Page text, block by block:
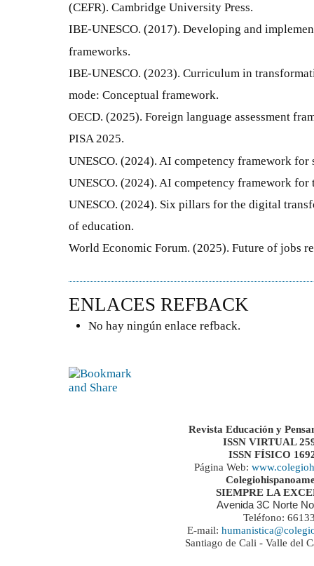
(CEFR). Cambridge University Press.
IBE-UNESCO. (2017). Developing and
frameworks.
IBE-UNESCO. (2023). Curriculum in
mode: Conceptual framework.
OECD. (2025). Foreign language assessment
PISA 2025.
UNESCO. (2024). AI competency framework for
UNESCO. (2024). AI competency framework for
UNESCO. (2024). Six pillars for the digital
of education.
World Economic Forum. (2025). Future of jobs
ENLACES REFBACK
No hay ningún enlace refback.
Revista Educación y
ISSN VIRTUAL
ISSN FÍSICO
Página Web:
SIEMPRE LA
Avenida 3C Norte
Teléfono:
E-mail:
Santiago de Cali - Valle del